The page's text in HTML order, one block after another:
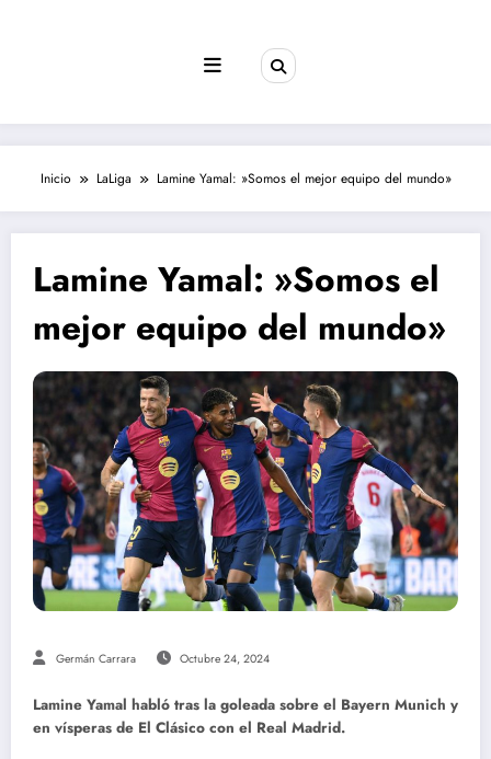
Inicio LaLiga Lamine Yamal: »Somos el mejor equipo del mundo»
Lamine Yamal: »Somos el
mejor equipo del mundo»
Germán Carrara Octubre 24, 2024
Lamine Yamal habló tras la goleada sobre el Bayern Munich y
en vísperas de El Clásico con el Real Madrid.